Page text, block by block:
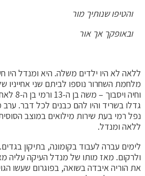
והטיפו שנותיך מור
ובאופקך אך אור
ללאה לא היו ילדים משלה. היא ומנדל היו
מלחמת השחרור נוספו לביתם שני
וחיה
גדלו בשריד והיו להם כבנים לכל דבר.
נפל רמי בעת שירות מילואים במוצב
ללאה ומנדל.
לימים עברה לעבוד בקומונה, בתיקון
ולרקום. מאז מותו של מנדל העיקה עליה
את הוריה איבדה בשואה, בפוגרום שעשו